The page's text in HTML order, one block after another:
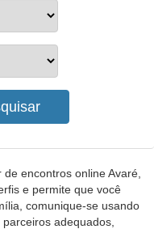
encontros online Avaré,
e permite que você
comunique-se usando
adequados,